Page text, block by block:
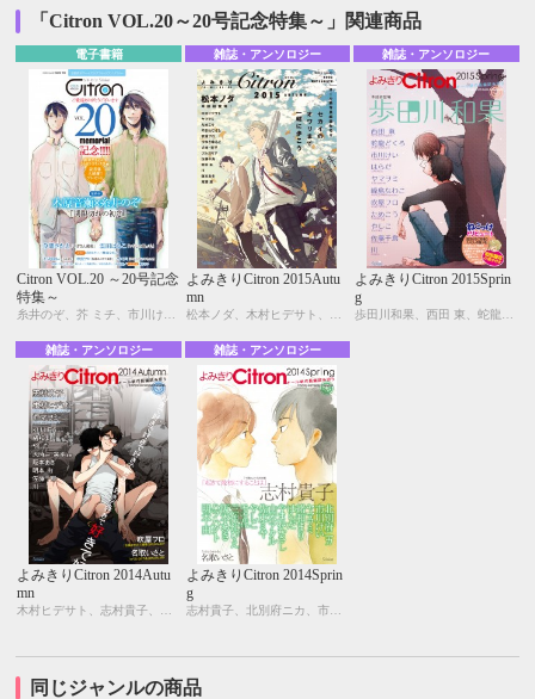
「Citron VOL.20～20号記念特集～」関連商品
電子書籍
Citron VOL.20 ～20号記念
特集～
雑誌・アンソロジー
よみきりCitron 2015Autu
mn
雑誌・アンソロジー
よみきりCitron 2015Sprin
g
雑誌・アンソロジー
よみきりCitron 2014Autu
mn
雑誌・アンソロジー
よみきりCitron 2014Sprin
g
志村貴子、北別府ニカ、市川けい、ヤマヲミ、緒和まり、はらだ、やまねむさし、山本アタル、佐東ミヤ、やしこ、モモ花、三角社ぴえ、阪本あき、明本 由、名取いさと
同じジャンルの商品